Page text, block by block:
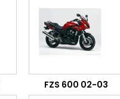
FZS 600 02-03